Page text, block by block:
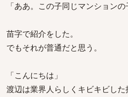
「ああ。この子同じマンションの
苗字で紹介をした。
でもそれが普通だと思う。
「こんにちは」
渡辺は業界人らしくキビキビした